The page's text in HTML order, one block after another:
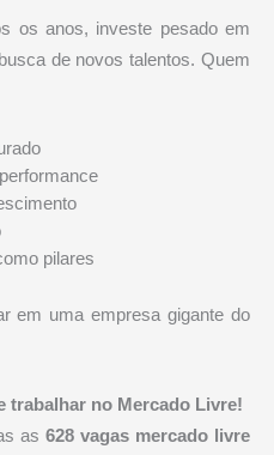
os anos, investe pesado em
de novos talentos. Quem
pilares
em uma empresa gigante do
trabalhar no Mercado Livre!
as 628 vagas mercado livre